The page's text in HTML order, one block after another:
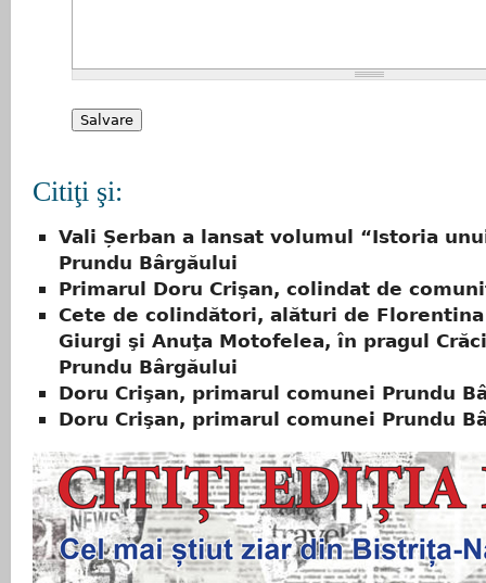
Citiţi şi:
Vali Șerban a lansat volumul “Istoria
Prundu Bârgăului
Primarul Doru Crişan, colindat de
Cete de colindători, alături de
Giurgi şi Anuţa Motofelea, în pragul
Prundu Bârgăului
Doru Crişan, primarul comunei Prundu
Doru Crişan, primarul comunei Prundu